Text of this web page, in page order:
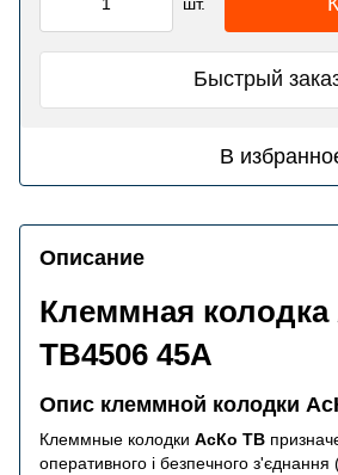
Быстрый
В
Описание
Клеммная колодка
TB4506 45А
Опис клеммной колодки
Клеммные колодки АсКо ТВ
оперативного і безпечного з'єднання